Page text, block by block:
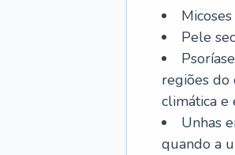
Pele
regiões do
climática e
Unhas
quando a